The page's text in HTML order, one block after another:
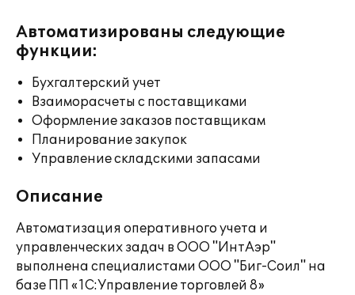
Автоматизированы следующие
функции:
Бухгалтерский учет
Взаиморасчеты с поставщиками
Оформление заказов поставщикам
Планирование закупок
Управление складскими запасами
Описание
Автоматизация оперативного учета и
управленческих задач в ООО "ИнтАэр"
выполнена специалистами ООО "Биг-Соил" на
базе ПП «1С:Управление торговлей 8»